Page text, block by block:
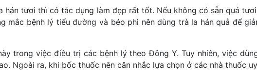
hán tươi thì có tác dụng làm đẹp rất tốt. Nếu không có sẵn quả
mắc bệnh lý tiểu đường và béo phì nên dùng trà la hán quả để
trong việc điều trị các bệnh lý theo Đông Y. Tuy nhiên, việc
Ngoài ra, khi bốc thuốc nên cân nhắc lựa chọn ở các nhà thuốc